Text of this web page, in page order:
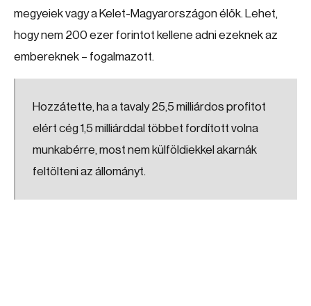
megyeiek vagy a Kelet-Magyarországon élők. Lehet,
hogy nem 200 ezer forintot kellene adni ezeknek az
embereknek – fogalmazott.
Hozzátette, ha a tavaly 25,5 milliárdos profitot
elért cég 1,5 milliárddal többet fordított volna
munkabérre, most nem külföldiekkel akarnák
feltölteni az állományt.